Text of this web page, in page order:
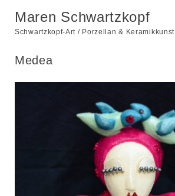
Maren Schwartzkopf
Schwartzkopf-Art / Porzellan & Keramikkunst
Medea